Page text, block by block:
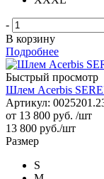
-
В корзину
Подробнее
Быстрый просмотр
Шлем Acerbis
Артикул:
от 13 800 руб. /шт
13 800 руб./шт
Размер
S